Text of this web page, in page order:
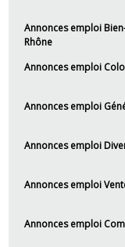
Annonces emploi
Rhône
Annonces emploi
Annonces emploi
Annonces emploi
Annonces emploi
Annonces emploi